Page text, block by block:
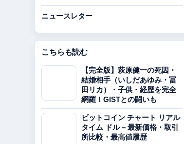
ニュースレター
こちらも読む
【完全版】萩原健一の死因・
結婚相手（いしだあゆみ・冨
田リカ）・子供・経歴を完全
網羅！GISTとの闘いも
ビットコイン チャート リアル
タイム ドル – 最新価格・取引
所比較・最高値履歴